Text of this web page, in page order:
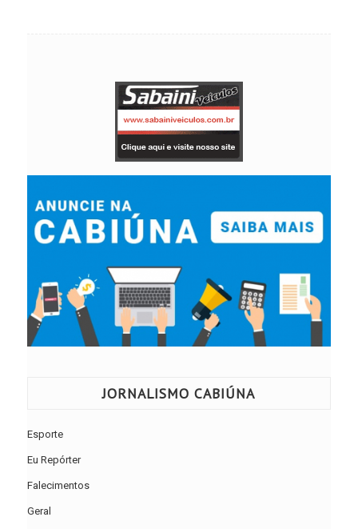
JORNALISMO CABIÚNA
Esporte
Eu Repórter
Falecimentos
Geral